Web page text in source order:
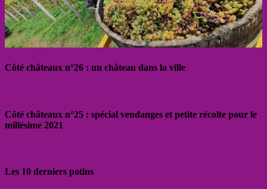
Côté châteaux n°26 : un château dans la ville
Côté châteaux n°25 : spécial vendanges et petite récolte pour le
millésime 2021
Les 10 derniers potins